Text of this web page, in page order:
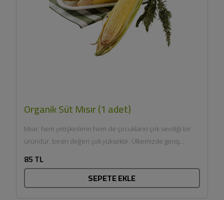
Organik Süt Mısır (1 adet)
Mısır, hem yetişkinlerin hem de çocukların çok sevdiği bir
üründür, besin değeri çok yüksektir. Ülkemizde geniş
85 TL
SEPETE EKLE